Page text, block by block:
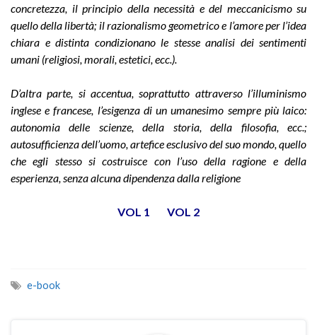
concretezza, il principio della necessità e del meccanicismo su
quello della libertà; il razionalismo geometrico e l’amore per l’idea
chiara e distinta condizionano le stesse analisi dei sentimenti
umani (religiosi, morali, estetici, ecc.).
D’altra parte, si accentua, soprattutto attraverso l’illuminismo
inglese e francese, l’esigenza di un umanesimo sempre più laico:
autonomia delle scienze, della storia, della filosofia, ecc.;
autosufficienza dell’uomo, artefice esclusivo del suo mondo, quello
che egli stesso si costruisce con l’uso della ragione e della
esperienza, senza alcuna dipendenza dalla religione
VOL 1 VOL 2
e-book